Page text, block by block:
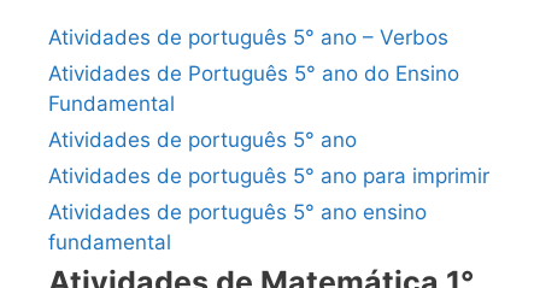
Atividades de português 5° ano – Verbos
Atividades de Português 5° ano do Ensino
Fundamental
Atividades de português 5° ano
Atividades de português 5° ano para imprimir
Atividades de português 5° ano ensino
fundamental